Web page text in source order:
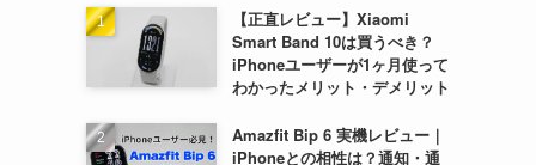
【正直レビュー】Xiaomi
Smart Band 10は買うべき？
iPhoneユーザーが1ヶ月使って
わかったメリット・デメリット
Amazfit Bip 6 実機レビュー｜
iPhoneとの相性は？通知・通